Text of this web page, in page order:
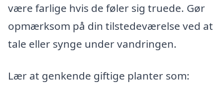
være farlige hvis de føler sig truede. Gør
opmærksom på din tilstedeværelse ved at
tale eller synge under vandringen.
Lær at genkende giftige planter som: